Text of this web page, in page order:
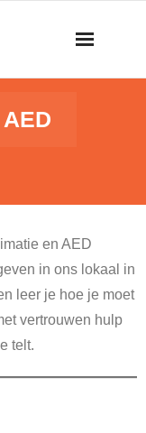
en AED
in ons lokaal in
leer je hoe je moet
vertrouwen hulp
telt.